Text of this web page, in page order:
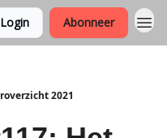
Login Abonneer
2021